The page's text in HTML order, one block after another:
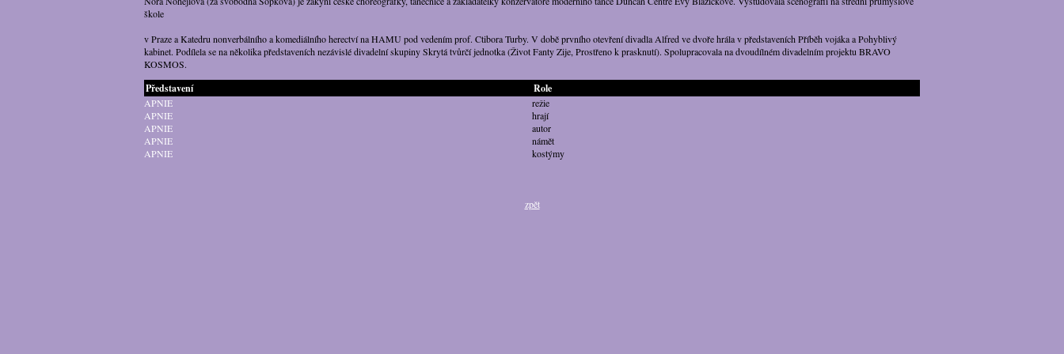
škole
v Praze a Katedru nonverbálního a komediálního herectví na HAMU pod vedením prof. Ctibora Turby. V době prvního otevření divadla Alfred ve dvoře hrála v představeních Příběh vojáka a Pohyblivý
kabinet. Podílela se na několika představeních nezávislé divadelní skupiny Skrytá tvůrčí jednotka (Život Fanty Zije, Prostřeno k prasknutí). Spolupracovala na dvoudílném divadelním projektu BRAVO
KOSMOS.
Představení Role
APNIE
režie
APNIE
hrají
APNIE
autor
APNIE
námět
APNIE
kostýmy
zpět